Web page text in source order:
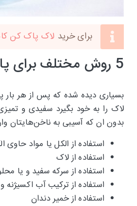
برای خرید لاک پاک کن
5 روش مختلف برای پاک کردن لاک ناخن بدون استون
بسیاری دیده شده که پس از هر
لاک را به خود بگیرد سفیدی و
بدون ان که آسیبی به ناخن‌هایتان وارد شود. 5 روش مختلف برای پاک کردن لاک ناخن بدون استون
استفاده از الکل یا مواد حاوی
استفاده از لاک
استفاده از سرکه سفید و یا
استفاده از ترکیب آب اکسیژنه
استفاده از خمیر دندان